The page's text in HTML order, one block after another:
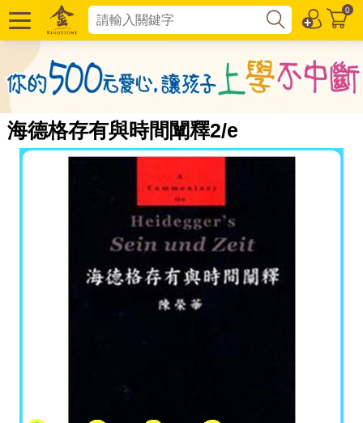
0
海德格存有與時間闡釋2/e